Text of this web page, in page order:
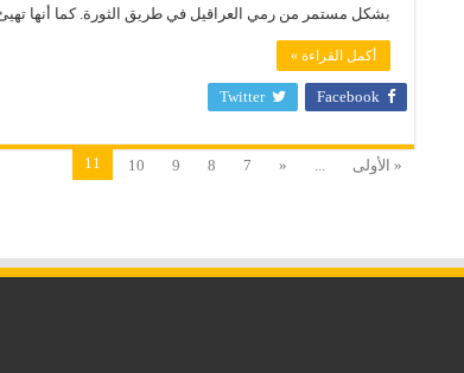
بشكل مستمر من رمي العراقيل في طريق الثورة. كما أنها
أكمل القراءة »
Facebook
Twitter
« الأولى «
7
8
9
10
11